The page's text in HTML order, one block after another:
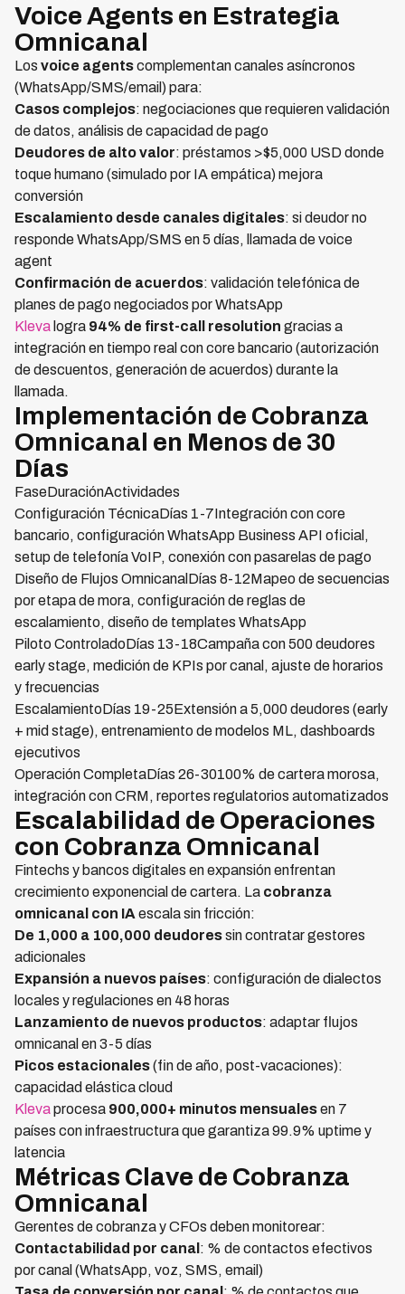
Voice Agents en Estrategia
Omnicanal
Los voice agentscomplementan canales asíncronos
(WhatsApp/SMS/email) para:
Casos complejos: negociaciones que requieren validación
de datos, análisis de capacidad de pago
Deudores de alto valor: préstamos >$5,000 USD donde
toque humano (simulado por IA empática) mejora
conversión
Escalamiento desde canales digitales: si deudor no
responde WhatsApp/SMS en 5 días, llamada de voice
agent
Confirmación de acuerdos: validación telefónica de
planes de pago negociados por WhatsApp
Kleva logra 94% de first-call resolution gracias a
integración en tiempo real con core bancario (autorización
de descuentos, generación de acuerdos) durante la
llamada.
Implementación de Cobranza
Omnicanal en Menos de 30
Días
FaseDuraciónActividades
Configuración TécnicaDías 1-7Integración con core
bancario, configuración WhatsApp Business API oficial,
setup de telefonía VoIP, conexión con pasarelas de pago
Diseño de Flujos OmnicanalDías 8-12Mapeo de secuencias
por etapa de mora, configuración de reglas de
escalamiento, diseño de templates WhatsApp
Piloto ControladoDías 13-18Campaña con 500 deudores
early stage, medición de KPIs por canal, ajuste de horarios
y frecuencias
EscalamientoDías 19-25Extensión a 5,000 deudores (early
+ mid stage), entrenamiento de modelos ML, dashboards
ejecutivos
Operación CompletaDías 26-30100% de cartera morosa,
integración con CRM, reportes regulatorios automatizados
Escalabilidad de Operaciones
con Cobranza Omnicanal
Fintechs y bancos digitales en expansión enfrentan
crecimiento exponencial de cartera. La cobranza
omnicanal con IA escala sin fricción:
De 1,000 a 100,000 deudoressin contratar gestores
adicionales
Expansión a nuevos países: configuración de dialectos
locales y regulaciones en 48 horas
Lanzamiento de nuevos productos: adaptar flujos
omnicanal en 3-5 días
Picos estacionales(fin de año, post-vacaciones):
capacidad elástica cloud
Klevaprocesa 900,000+ minutos mensualesen 7
países con infraestructura que garantiza 99.9% uptime y
latencia
Métricas Clave de Cobranza
Omnicanal
Gerentes de cobranza y CFOs deben monitorear:
Contactabilidad por canal : % de contactos efectivos
por canal (WhatsApp, voz, SMS, email)